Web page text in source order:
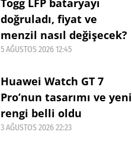
doğruladı, fiyat ve
menzil nasıl değişecek?
5 AĞUSTOS 2026 12:45
Huawei Watch GT 7
Pro’nun tasarımı ve yeni
rengi belli oldu
3 AĞUSTOS 2026 22:23